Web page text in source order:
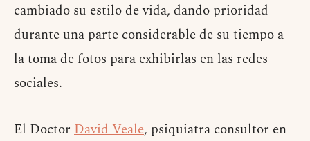
cambiado su estilo de vida, dando prioridad
durante una parte considerable de su tiempo a
la toma de fotos para exhibirlas en las redes
sociales.
El Doctor David Veale, psiquiatra consultor en